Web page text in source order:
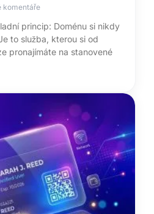
komentáře
princip: Doménu si nikdy
to služba, kterou si od
pronajímáte na stanovené